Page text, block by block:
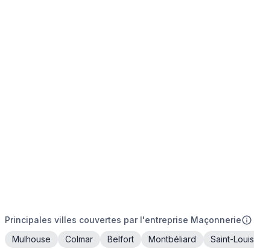
Principales villes couvertes par l'entreprise Maçonnerie
Mulhouse
Colmar Belfort Montbéliard Saint-Louis